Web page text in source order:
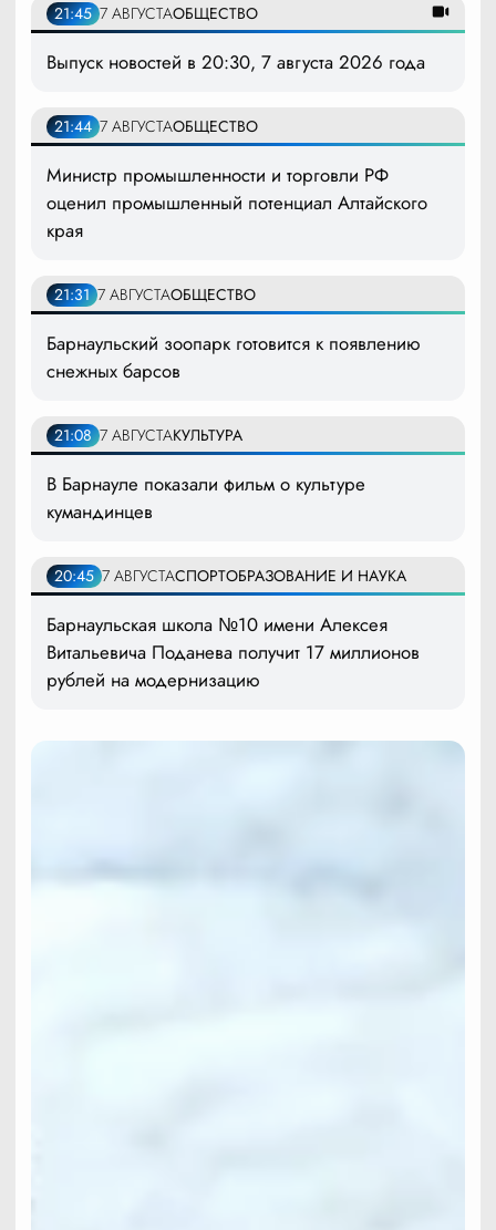
21:45 7 АВГУСТАОБЩЕСТВО
Выпуск новостей в 20:30, 7 августа 2026 года
21:44 7 АВГУСТАОБЩЕСТВО
Министр промышленности и торговли РФ
оценил промышленный потенциал Алтайского
края
21:31 7 АВГУСТАОБЩЕСТВО
Барнаульский зоопарк готовится к появлению
снежных барсов
21:08 7 АВГУСТАКУЛЬТУРА
В Барнауле показали фильм о культуре
кумандинцев
20:45 7 АВГУСТАСПОРТОБРАЗОВАНИЕ И НАУКА
Барнаульская школа №10 имени Алексея
Витальевича Поданева получит 17 миллионов
рублей на модернизацию